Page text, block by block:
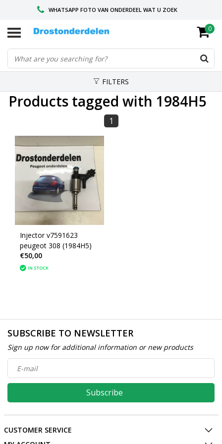
WHATSAPP FOTO VAN ONDERDEEL WAT U ZOEK
VOOR 16.00 BESTELD, VANDAAG VERZONDEN
GESPECIALISEERD PEUGEOT
0
FILTERS
Products tagged with 1984H5
1
Injector v7591623
peugeot 308 (1984H5)
€50,00
IN STOCK
SUBSCRIBE TO NEWSLETTER
Sign up now for additional information or new products
Subscribe
CUSTOMER SERVICE